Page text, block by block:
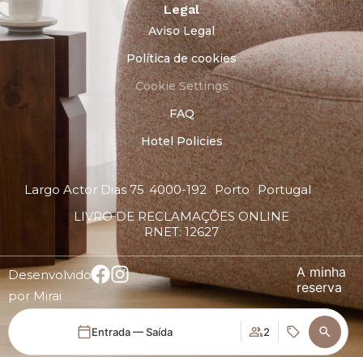
Entrada — Saída 2
Legal
Aviso Legal
Política de cookies
Cookie Settings
FAQ
Hotel Policies
Largo Actor Dias 75 4000-192 Porto Portugal
LIVRO DE RECLAMAÇÕES ONLINE
RNET: 12627
Desenvolvido
por Mirai
A minha
reserva